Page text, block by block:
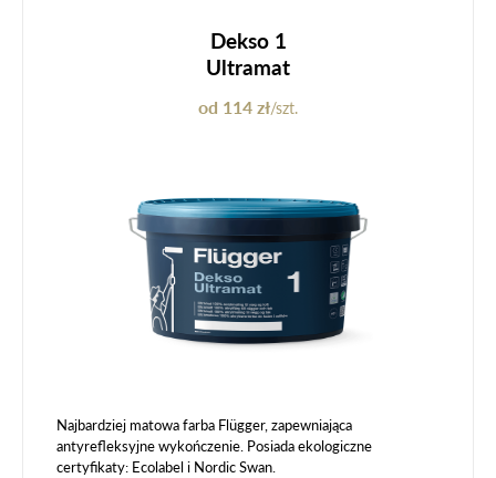
Dekso 1
Ultramat
od 114 zł/szt.
Najbardziej matowa farba Flügger, zapewniająca
antyrefleksyjne wykończenie. Posiada ekologiczne
certyfikaty: Ecolabel i Nordic Swan.